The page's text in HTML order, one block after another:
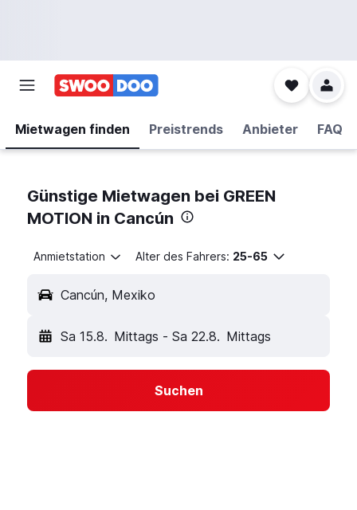
Mietwagen finden Preistrends Anbieter FAQ
Günstige Mietwagen bei GREEN
MOTION in Cancún
Anmietstation Alter des Fahrers: 25-65
Cancún, Mexiko
Sa 15.8. Mittags - Sa 22.8. Mittags
Suchen